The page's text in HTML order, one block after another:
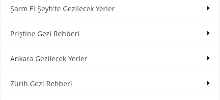
Şarm El Şeyh'te Gezilecek Yerler
Priştine Gezi Rehberi
Ankara Gezilecek Yerler
Zürih Gezi Rehberi